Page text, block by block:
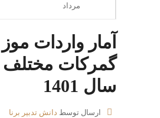
مرداد
آمار واردات موز
گمرکات مختلف
سال 1401
ارسال توسط دانش تدبیر برنا